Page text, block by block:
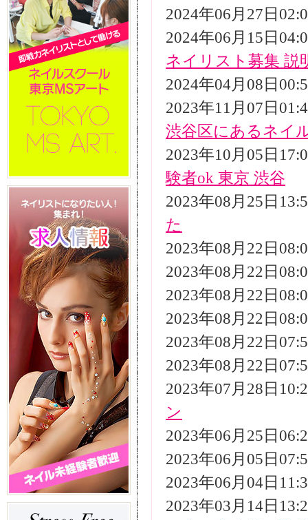
2024年06月27日
2024年06月15日
ネイリスト募集 説
2024年04月08日
2023年11月07日
渋谷区にあるネイ
2023年10月05日
験者ok 東京 渋谷
2023年08月25日
た
2023年08月22日
2023年08月22日
2023年08月22日
2023年08月22日
2023年08月22日
2023年08月22日
2023年07月28日
ン
2023年06月25日
2023年06月05日
2023年06月04日
2023年03月14日